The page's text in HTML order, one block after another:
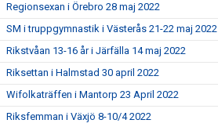
Regionsexan i Örebro 28 maj 2022
SM i truppgymnastik i Västerås 21-22 maj 2022
Rikstvåan 13-16 år i Järfälla 14 maj 2022
Riksettan i Halmstad 30 april 2022
Wifolkaträffen i Mantorp 23 April 2022
Riksfemman i Växjö 8-10/4 2022